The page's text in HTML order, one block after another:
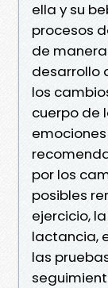
ella y su
procesos
de
desarrollo
los
cuerpo de
por los
posibles
ejercicio,
lactancia,
las